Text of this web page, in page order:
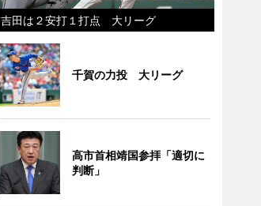
吉田は２安打１打点 大リーグ
千賀の力投 大リーグ
高市首相靖国参拝「適切に
判断」